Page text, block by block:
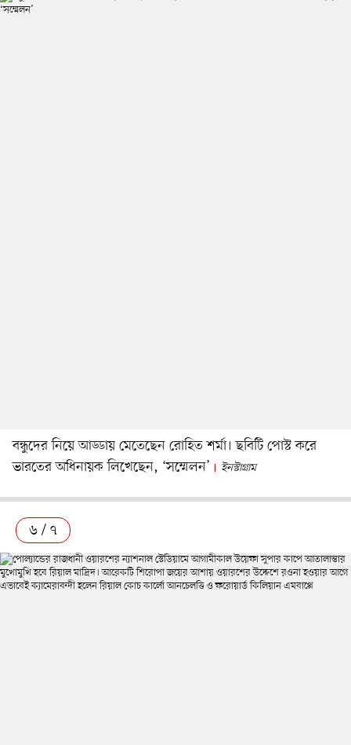
বন্ধুদের নিয়ে আড্ডায় মেতেছেন রোহিত শর্মা। ছবিটি পোস্ট করে
ভারতের অধিনায়ক লিখেছেন, ‘সম্মেলন’
ইনস্টাগ্রাম
৬ / ৭